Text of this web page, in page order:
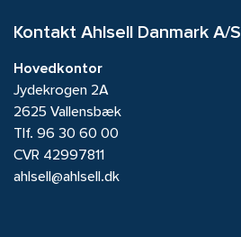
Kontakt Ahlsell Danmark A/S
Hovedkontor
Jydekrogen 2A
2625 Vallensbæk
Tlf. 96 30 60 00
CVR 42997811
ahlsell@ahlsell.dk